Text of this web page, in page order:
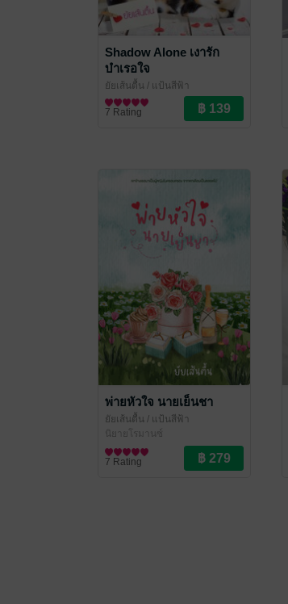
Shadow Alone เงารัก
บำเรอใจ
ยัยเส้นตื้น / แป้นสีฟ้า
นิยายโรมานซ์
7 Rating
พ่ายหัวใจ นายเย็นชา
ยัยเส้นตื้น / แป้นสีฟ้า
นิยายโรมานซ์
7 Rating